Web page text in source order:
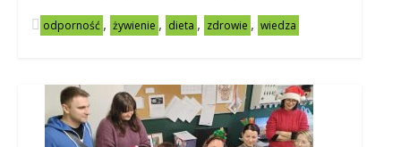
odporność , żywienie , dieta , zdrowie , wiedza